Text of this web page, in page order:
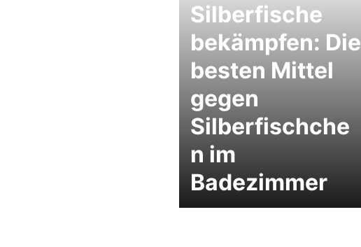
Silberfische
bekämpfen: Die
besten Mittel
gegen
Silberfischche
n im
Badezimmer